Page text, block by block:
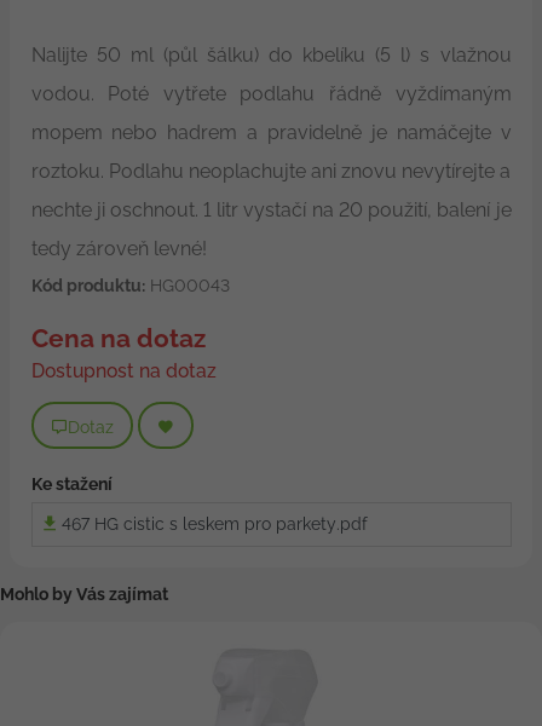
Nalijte 50 ml (půl šálku) do kbelíku (5 l) s vlažnou
vodou. Poté vytřete podlahu řádně vyždímaným
mopem nebo hadrem a pravidelně je namáčejte v
roztoku. Podlahu neoplachujte ani znovu nevytírejte a
nechte ji oschnout. 1 litr vystačí na 20 použití, balení je
tedy zároveň levné!
Kód produktu:HG00043
Cena na dotaz
Dostupnost na dotaz
Dotaz
Ke stažení
467 HG cistic s leskem pro parkety.pdf
Mohlo by Vás zajímat